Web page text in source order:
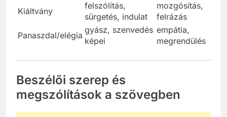
Kiáltvány
felszólítás,
sürgetés, indulat
mozgósítás,
felrázás
Panaszdal/elégia
gyász, szenvedés
képei
empátia,
megrendülés
Beszélői szerep és
megszólítások a szövegben